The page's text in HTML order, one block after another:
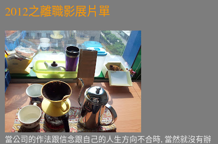
2012之離職影展片單
當公司的作法跟信念跟自己的人生方向不合時, 當然就沒有辦